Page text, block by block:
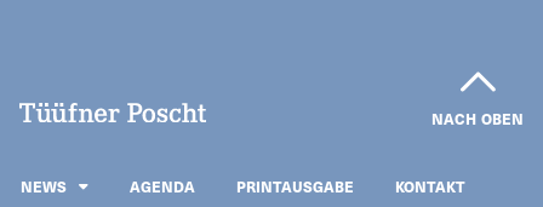
NACH OBEN
NEWS AGENDA PRINTAUSGABE
KONTAKT